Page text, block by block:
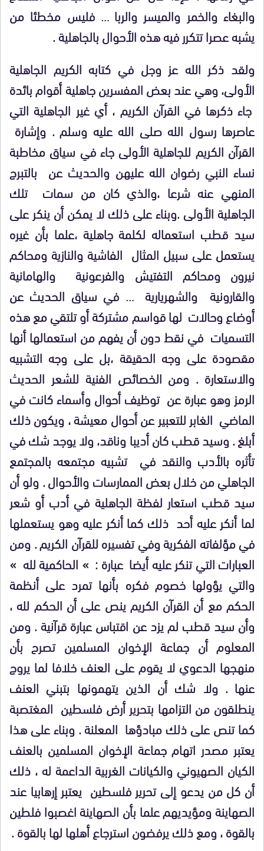
والبغاء والخمر والميسر والربا … فليس مخطئا من
يشبه عصرا تتكرر فيه هذه الأحوال بالجاهلية .
ولقد ذكر الله عز وجل في كتابه الكريم الجاهلية
الأولى، وهي عند بعض المفسرين جاهلية أقوام بائدة
جاء ذكرها في القرآن الكريم ، أي غير الجاهلية التي
عاصرها رسول الله صلى الله عليه وسلم . وإشارة
القرآن الكريم للجاهلية الأولى جاء في سياق مخاطبة
نساء النبي رضوان الله عليهن والحديث عن بالتبرج
المنهي عنه شرعا ،والذي كان من سمات تلك
الجاهلية الأولى .وبناء على ذلك لا يمكن أن ينكر على
سيد قطب استعماله لكلمة جاهلية ،علما بأن غيره
يستعمل على سبيل المثال الفاشية والنازية ومحاكم
نيرون ومحاكم التفتيش والفرعونية والهامانية
والقارونية والشهريارية … في سياق الحديث عن
أوضاع وحالات لها قواسم مشتركة أو تلتقي مع هذه
التسميات في نقط دون أن يفهم من استعمالها أنها
مقصودة على وجه الحقيقة ،بل على وجه التشبيه
والاستعارة . ومن الخصائص الفنية للشعر الحديث
الرمز وهو عبارة عن توظيف أحوال وأسماء كانت في
الماضي الغابر للتعبير عن أحوال معيشة ، ويكون ذلك
أبلغ . وسيد قطب كان أديبا وناقد، ولا يوجد شك في
تأثره بالأدب والنقد في تشبيه مجتمعه بالمجتمع
الجاهلي من خلال بعض الممارسات والأحوال . ولو أن
سيد قطب استعار لفظة الجاهلية في أدب أو شعر
لما أنكر عليه أحد ذلك كما أنكر عليه وهو يستعملها
في مؤلفاته الفكرية وفي تفسيره للقرآن الكريم . ومن
العبارات التي تنكر عليه أيضا عبارة : » الحاكمية لله »
والتي يؤولها خصوم فكره بأنها تمرد على أنظمة
الحكم مع أن القرآن الكريم ينص على أن الحكم لله ،
وأن سيد قطب لم يزد عن اقتباس عبارة قرآنية . ومن
المعلوم أن جماعة الإخوان المسلمين تصرح بأن
منهجها الدعوي لا يقوم على العنف خلافا لما يروج
عنها . ولا شك أن الذين يتهمونها بتبني العنف
ينطلقون من التزامها بتحرير أرض فلسطين المغتصبة
كما تنص على ذلك مبادؤها المعلنة . وبناء على هذا
يعتبر مصدر اتهام جماعة الإخوان المسلمين بالعنف
الكيان الصهيوني والكيانات الغربية الداعمة له ، ذلك
أن كل من يدعو إلى تحرير فلسطين يعتبر إرهابيا عند
الصهاينة ومؤيديهم علما بأن الصهاينة اغصبوا فلطين
بالقوة ، ومع ذلك يرفضون استرجاع أهلها لها بالقوة .